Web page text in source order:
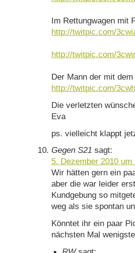
Im Rettungwagen mit
http://twitpic.com/
http://twitpic.com/
Der Mann der mit
http://twitpic.com/
Die verletzten
Eva
ps. vielleicht klappt
Gegen S21 sagt:
5. Dezember 2010 um
Wir hätten gern ein
aber die war leider
Kundgebung so
weg als sie spontan
Könntet ihr ein paar
nächsten Mal